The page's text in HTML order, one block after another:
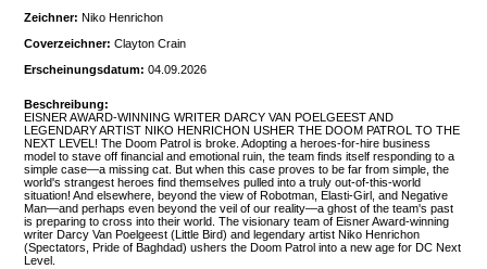
Zeichner: Niko Henrichon
Coverzeichner: Clayton Crain
Erscheinungsdatum: 04.09.2026
Beschreibung:
EISNER AWARD-WINNING WRITER DARCY VAN POELGEEST AND
LEGENDARY ARTIST NIKO HENRICHON USHER THE DOOM PATROL TO THE
NEXT LEVEL! The Doom Patrol is broke. Adopting a heroes-for-hire business
model to stave off financial and emotional ruin, the team finds itself responding to a
simple case—a missing cat. But when this case proves to be far from simple, the
world's strangest heroes find themselves pulled into a truly out-of-this-world
situation! And elsewhere, beyond the view of Robotman, Elasti-Girl, and Negative
Man—and perhaps even beyond the veil of our reality—a ghost of the team's past
is preparing to cross into their world. The visionary team of Eisner Award-winning
writer Darcy Van Poelgeest (Little Bird) and legendary artist Niko Henrichon
(Spectators, Pride of Baghdad) ushers the Doom Patrol into a new age for DC Next
Level.